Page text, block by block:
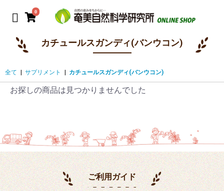
0
カチュールスガンディ(バンウコン)
全て | サプリメント | カチュールスガンディ(バンウコン)
お探しの商品は見つかりませんでした
ご利用ガイド